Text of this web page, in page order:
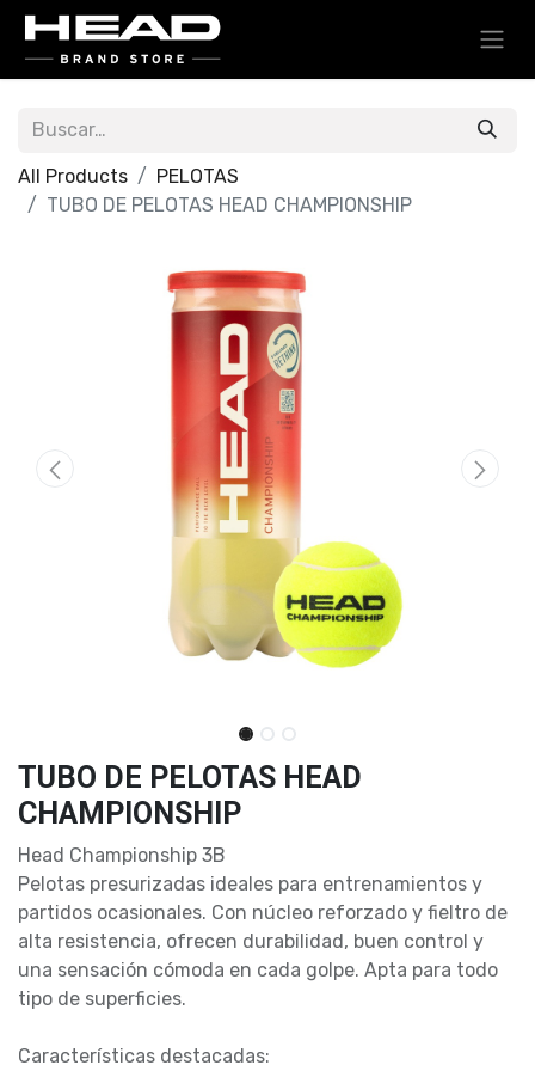
All Products
PELOTAS
TUBO DE PELOTAS HEAD CHAMPIONSHIP
TUBO DE PELOTAS HEAD
CHAMPIONSHIP
Head Championship 3B
Pelotas presurizadas ideales para entrenamientos y
partidos ocasionales. Con núcleo reforzado y fieltro de
alta resistencia, ofrecen durabilidad, buen control y
una sensación cómoda en cada golpe. Apta para todo
tipo de superficies.
Características destacadas: